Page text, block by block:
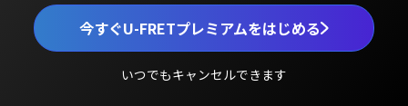
今すぐU-FRETプレミアムをはじめる
いつでもキャンセルできます